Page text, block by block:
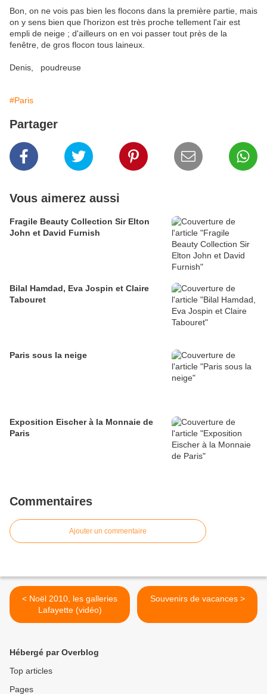
Bon, on ne vois pas bien les flocons dans la première partie, mais
on y sens bien que l'horizon est très proche tellement l'air est
empli de neige ; d'ailleurs on en voi passer tout près de la
fenêtre, de gros flocon tous laineux.
Denis, poudreuse
#Paris
Partager
Vous aimerez aussi
Fragile Beauty Collection Sir Elton
John et David Furnish
Bilal Hamdad, Eva Jospin et Claire
Tabouret
Paris sous la neige
Exposition Eischer à la Monnaie de
Paris
Commentaires
Ajouter un commentaire
< Noël 2010, les galleries
Lafayette (vidéo)
Souvenirs de vacances >
Hébergé par Overblog
Top articles
Pages